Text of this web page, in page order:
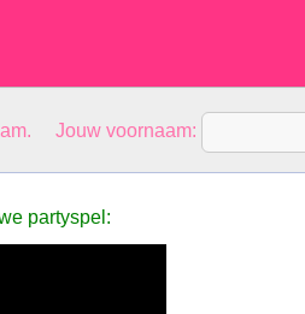
Jouw voornaam:
partyspel: